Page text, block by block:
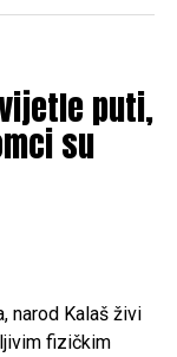
puti,
su
narod Kalaš živi
fizičkim